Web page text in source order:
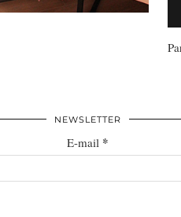
NEWSLETTER
E-mail *